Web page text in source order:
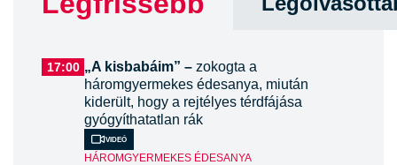
17:00 „A kisbabáim” – zokogta a
háromgyermekes édesanya, miután
kiderült, hogy a rejtélyes térdfájása
gyógyíthatatlan rák
Videó
HÁROMGYERMEKES ÉDESANYA